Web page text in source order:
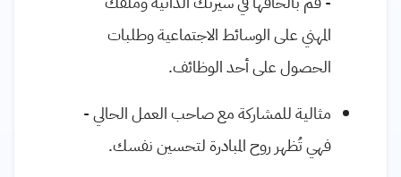
المهني على الوسائط الاجتماعية وطلبات
الحصول على أحد الوظائف.
مثالية للمشاركة مع صاحب العمل الحالي -
فهي تُظهر روح المبادرة لتحسين نفسك.